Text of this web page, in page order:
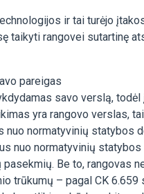
ir tai turėjo
taikyti rangovei sutartinę
pareigas
savo verslą,
yra rangovo verslas,
normatyvinių statybos
nuo normatyvinių
Be to, rangovas
trūkumų – pagal CK